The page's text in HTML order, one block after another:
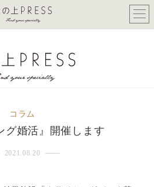
コラム
グ婚活』開催します
2021.08.20